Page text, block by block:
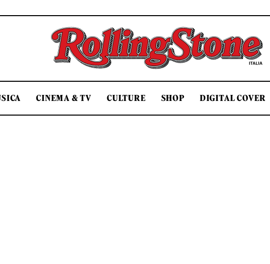
Rolling Stone Italia
CINEMA & TV CULTURE SHOP DIGITAL COVER